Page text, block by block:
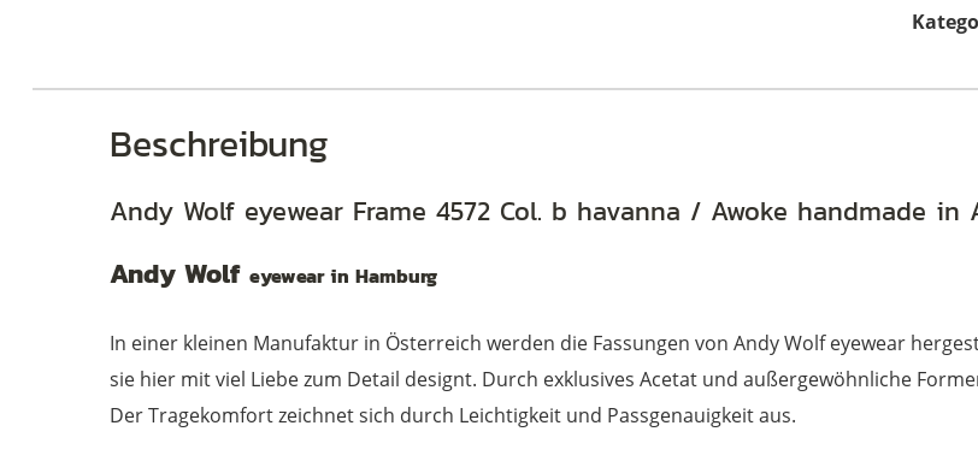
Beschreibung
Andy Wolf eyewear Frame 4572 Col. b havanna / Awoke handmade in
Andy Wolf eyewear in Hamburg
In einer kleinen Manufaktur in Österreich werden die Fassungen von Andy Wolf eyewear
sie hier mit viel Liebe zum Detail designt. Durch exklusives Acetat und außergewöhnliche
Der Tragekomfort zeichnet sich durch Leichtigkeit und Passgenauigkeit aus.